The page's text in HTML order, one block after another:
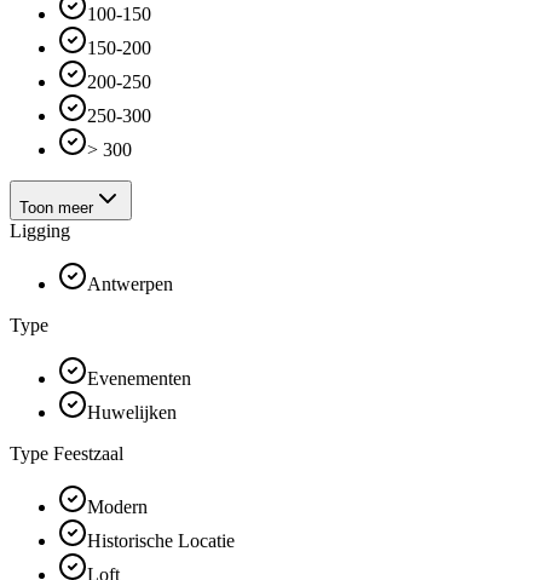
100-150
150-200
200-250
250-300
> 300
Toon meer
Ligging
Antwerpen
Type
Evenementen
Huwelijken
Type Feestzaal
Modern
Historische Locatie
Loft